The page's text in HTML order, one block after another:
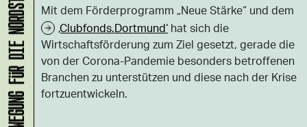
Mit dem Förderprogramm „Neue Stärke“ und dem
‚Clubfonds.Dortmund‘ hat sich die
Wirtschaftsförderung zum Ziel gesetzt, gerade die
von der Corona-Pandemie besonders betroffenen
Branchen zu unterstützen und diese nach der Krise
fortzuentwickeln.